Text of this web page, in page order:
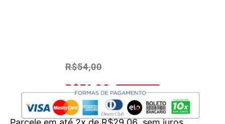
R$54,00
R$51,30 No Pix 5% OFF